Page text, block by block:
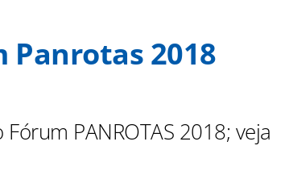
Panrotas 2018
PANROTAS 2018; veja